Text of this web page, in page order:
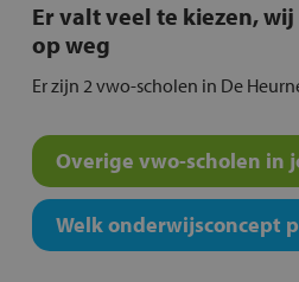
Er valt veel te kiezen,
op weg
Er zijn 2 vwo-scholen in De
Overige vwo-scholen in
Welk onderwijsconcept